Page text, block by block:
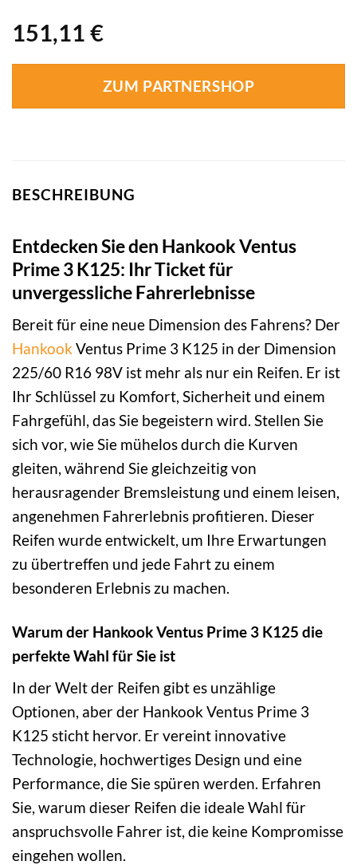
151,11 €
ZUM PARTNERSHOP
BESCHREIBUNG
Entdecken Sie den Hankook Ventus
Prime 3 K125: Ihr Ticket für
unvergessliche Fahrerlebnisse
Bereit für eine neue Dimension des Fahrens? Der
Hankook Ventus Prime 3 K125 in der Dimension
225/60 R16 98V ist mehr als nur ein Reifen. Er ist
Ihr Schlüssel zu Komfort, Sicherheit und einem
Fahrgefühl, das Sie begeistern wird. Stellen Sie
sich vor, wie Sie mühelos durch die Kurven
gleiten, während Sie gleichzeitig von
herausragender Bremsleistung und einem leisen,
angenehmen Fahrerlebnis profitieren. Dieser
Reifen wurde entwickelt, um Ihre Erwartungen
zu übertreffen und jede Fahrt zu einem
besonderen Erlebnis zu machen.
Warum der Hankook Ventus Prime 3 K125 die
perfekte Wahl für Sie ist
In der Welt der Reifen gibt es unzählige
Optionen, aber der Hankook Ventus Prime 3
K125 sticht hervor. Er vereint innovative
Technologie, hochwertiges Design und eine
Performance, die Sie spüren werden. Erfahren
Sie, warum dieser Reifen die ideale Wahl für
anspruchsvolle Fahrer ist, die keine Kompromisse
eingehen wollen.